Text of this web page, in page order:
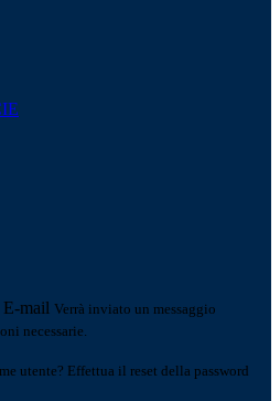
E-mail Verrà inviato un messaggio
necessarie.
utente? Effettua il reset della password